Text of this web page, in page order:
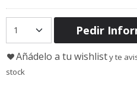
Pedir
Añádelo a tu wishlisty te
stock